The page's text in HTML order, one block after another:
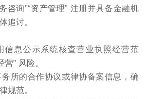
咨询”“资产管理” 注册并具备金融机
追讨。
信息公示系统核查营业执照经营范
” 风险。
所的合作协议或律协备案信息，确
规范。